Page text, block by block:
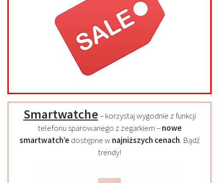
Smartwatche– korzystaj wygodnie z funkcji
telefonu sparowanego z zegarkiem –nowe
smartwatch’e dostępne w najniższych cenach. Bądź
trendy!